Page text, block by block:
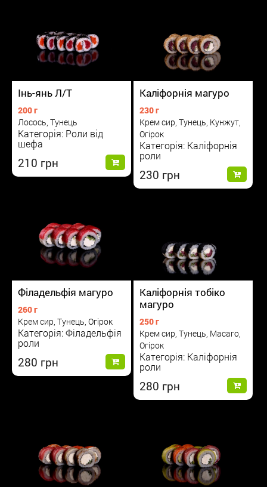
Інь-янь Л/Т
200 г
Лосось, Тунець
Категорія: Роли від
шефа
210
Каліфорнія магуро
230 г
Крем сир, Тунець, Кунжут,
Огірок
Категорія: Каліфорнія
роли
230
Філадельфія магуро
260 г
Крем сир, Тунець, Огірок
Категорія: Філадельфія
роли
280
Каліфорнія тобіко
магуро
250 г
Крем сир, Тунець, Масаго,
Огірок
Категорія: Каліфорнія
роли
280